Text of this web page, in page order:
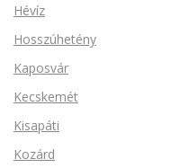
Hévíz
Hosszúhetény
Kaposvár
Kecskemét
Kisapáti
Kozárd